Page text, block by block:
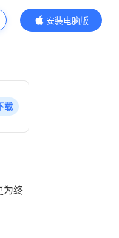
安装电脑版
内容更精彩
载
为终